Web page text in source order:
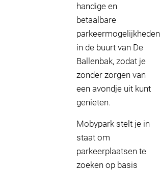
handige en
betaalbare
parkeermogelijkheden
in de buurt van De
Ballenbak, zodat je
zonder zorgen van
een avondje uit kunt
genieten.
Mobypark stelt je in
staat om
parkeerplaatsen te
zoeken op basis